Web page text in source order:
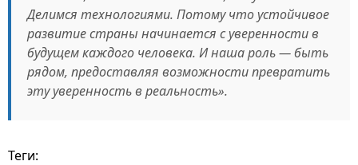
Делимся технологиями. Потому что устойчивое
развитие страны начинается с уверенности в
будущем каждого человека. И наша роль — быть
рядом, предоставляя возможности превратить
эту уверенность в реальность».
Теги: